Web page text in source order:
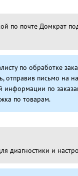
по почте Домкрат
по обработке
отправив письмо на
по
по товарам.
диагностики и